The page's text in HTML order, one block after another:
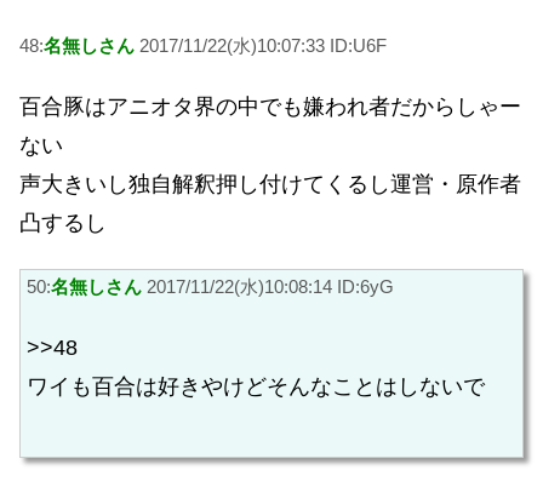
48:名無しさん 2017/11/22(水)10:07:33 ID:U6F
百合豚はアニオタ界の中でも嫌われ者だからしゃー
ない
声大きいし独自解釈押し付けてくるし運営・原作者
凸するし
50:名無しさん 2017/11/22(水)10:08:14 ID:6yG
>>48
ワイも百合は好きやけどそんなことはしないで